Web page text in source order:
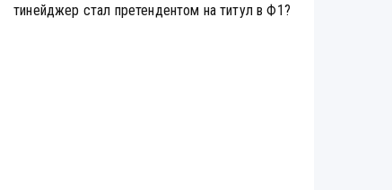
тинейджер стал претендентом на титул в Ф1?